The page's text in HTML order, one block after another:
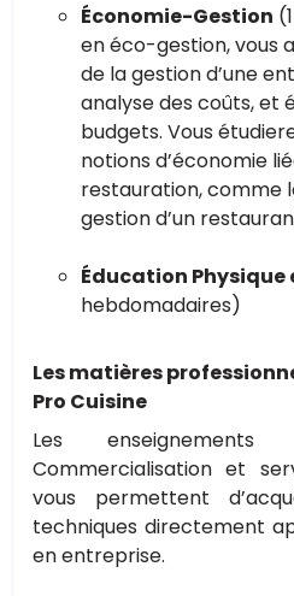
Économie-Gestion
en éco-gestion, vous
de la gestion d’une
analyse des coûts, et
budgets. Vous
notions d’économie
restauration, comme
gestion d’un
Éducation Physique
hebdomadaires)
Les matières
Pro Cuisine
Les enseignements
Commercialisation et
vous permettent
techniques directement
en entreprise.